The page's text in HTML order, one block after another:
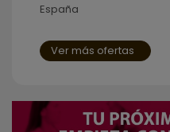
España
Ver más ofertas